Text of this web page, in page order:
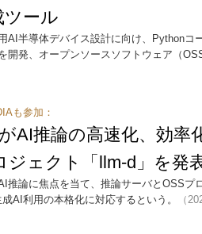
ツール
AI半導体デバイス設計に向け、Pythonコ
開発、オープンソースソフトウェア（
も参加：
AI推論の高速化、効率
ジェクト「llm-d」を発
推論に焦点を当て、推論サーバとOSSプ
AI利用の本格化に対応するという。
（